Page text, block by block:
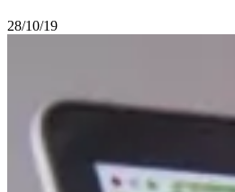
28/10/19